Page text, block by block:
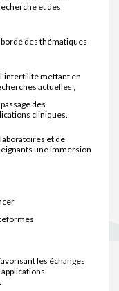
et des
des thématiques
mettant en
actuelles ;
des
cliniques.
et de
une immersion
les échanges